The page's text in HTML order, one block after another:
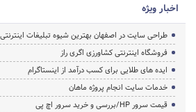
اخبار ویژه
طراحی سایت در اصفهان بهترین شیوه تبلیغات
فروشگاه اینترنتی کشاورزی اگری راز
ایده های طلایی برای کسب درآمد از اینستاگرام
خدمات سایت انجام پروژه ماهان
قیمت سرور HP/بررسی و خرید سرور اچ پی